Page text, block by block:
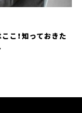
こ！知っておきた